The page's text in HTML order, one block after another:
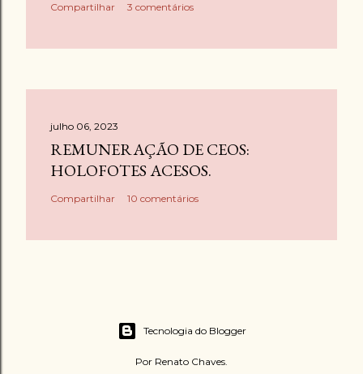
Compartilhar 3 comentários
julho 06, 2023
REMUNERAÇÃO DE CEOS:
HOLOFOTES ACESOS.
Compartilhar 10 comentários
Tecnologia do Blogger
Por Renato Chaves.